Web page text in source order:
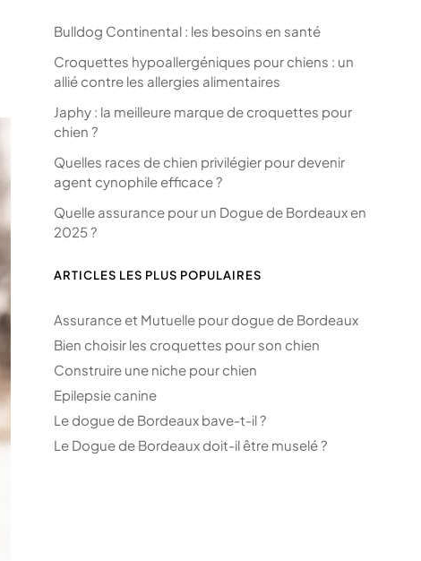
Bulldog Continental : les besoins en santé
Croquettes hypoallergéniques pour chiens : un
allié contre les allergies alimentaires
Japhy : la meilleure marque de croquettes pour
chien ?
Quelles races de chien privilégier pour devenir
agent cynophile efficace ?
Quelle assurance pour un Dogue de Bordeaux en
2025 ?
ARTICLES LES PLUS POPULAIRES
Assurance et Mutuelle pour dogue de Bordeaux
Bien choisir les croquettes pour son chien
Construire une niche pour chien
Epilepsie canine
Le dogue de Bordeaux bave-t-il ?
Le Dogue de Bordeaux doit-il être muselé ?